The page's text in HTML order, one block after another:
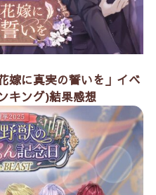
嫁に真実の誓いを」イベ
キング)結果感想